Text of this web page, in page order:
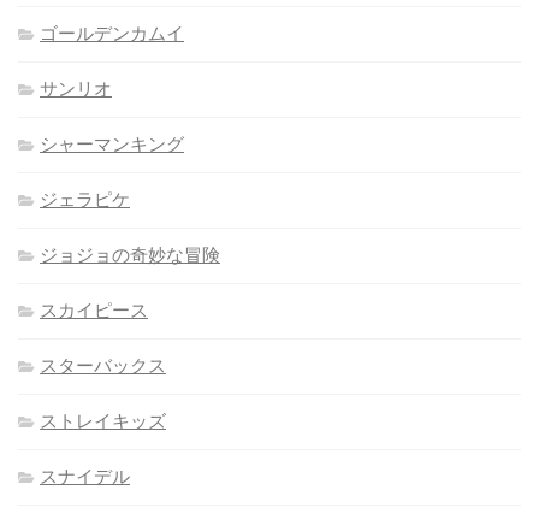
ゴールデンカムイ
サンリオ
シャーマンキング
ジェラピケ
ジョジョの奇妙な冒険
スカイピース
スターバックス
ストレイキッズ
スナイデル